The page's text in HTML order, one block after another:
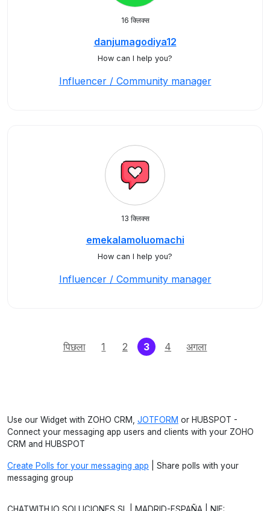
16 क्लिक्स
danjumagodiya12
How can I help you?
Influencer / Community manager
13 क्लिक्स
emekalamoluomachi
How can I help you?
Influencer / Community manager
पिछला 1 2 3(current)
4 अगला
Use our Widget with ZOHO CRM, JOTFORM or HUBSPOT -
Connect your messaging app users and clients with your ZOHO
CRM and HUBSPOT
Create Polls for your messaging app | Share polls with your
messaging group